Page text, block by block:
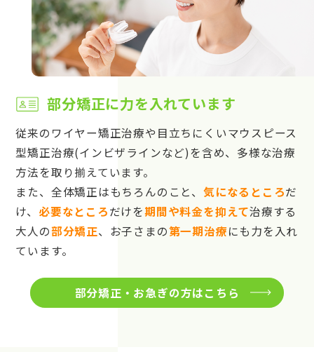
部分矯正に力を入れています
従来のワイヤー矯正治療や目立ちにくいマウスピース
型矯正治療(インビザラインなど)を含め、多様な治療
方法を取り揃えています。
また、全体矯正はもちろんのこと、 気になるところだ
け、 必要なところだけを期間や料金を抑えて治療する
大人の部分矯正、お子さまの第一期治療にも力を入れ
ています。
部分矯正・お急ぎの方はこちら